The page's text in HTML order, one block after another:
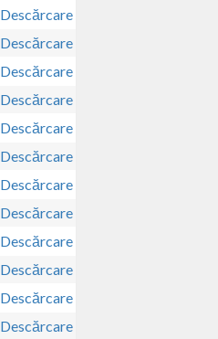
Descărcare
Descărcare
Descărcare
Descărcare
Descărcare
Descărcare
Descărcare
Descărcare
Descărcare
Descărcare
Descărcare
Descărcare